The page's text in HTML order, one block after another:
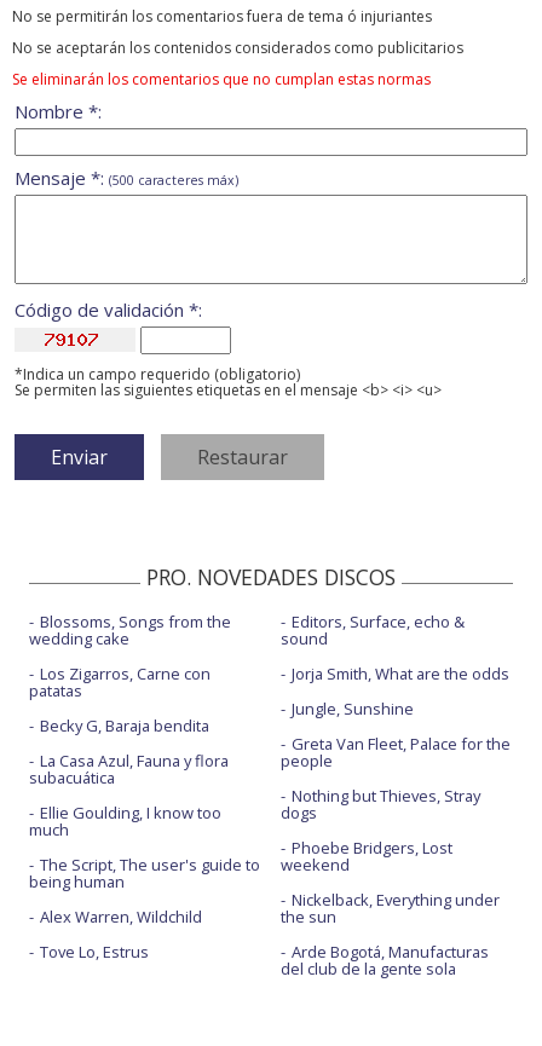
No se permitirán los comentarios fuera de tema ó injuriantes
No se aceptarán los contenidos considerados como publicitarios
Se eliminarán los comentarios que no cumplan estas normas
Nombre *:
Mensaje *: (500 caracteres máx)
Código de validación *:
*Indica un campo requerido (obligatorio)
Se permiten las siguientes etiquetas en el mensaje <b> <i> <u>
PRO. NOVEDADES DISCOS
Blossoms, Songs from the
wedding cake
Los Zigarros, Carne con
patatas
Becky G, Baraja bendita
La Casa Azul, Fauna y flora
subacuática
Ellie Goulding, I know too
much
The Script, The user's guide to
being human
Alex Warren, Wildchild
Tove Lo, Estrus
Editors, Surface, echo &
sound
Jorja Smith, What are the odds
Jungle, Sunshine
Greta Van Fleet, Palace for the
people
Nothing but Thieves, Stray
dogs
Phoebe Bridgers, Lost
weekend
Nickelback, Everything under
the sun
Arde Bogotá, Manufacturas
del club de la gente sola